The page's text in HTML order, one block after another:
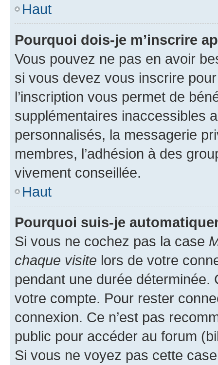
Haut
Pourquoi dois-je m’inscrire
Vous pouvez ne pas en avoir
si vous devez vous inscrire
l’inscription vous permet de
supplémentaires inaccessibles
personnalisés, la messagerie
membres, l’adhésion à des
vivement conseillée.
Haut
Pourquoi suis-je
Si vous ne cochez pas la case
chaque visite lors de votre
pendant une durée déterminée.
votre compte. Pour rester
connexion. Ce n’est pas
public pour accéder au forum
Si vous ne voyez pas cette